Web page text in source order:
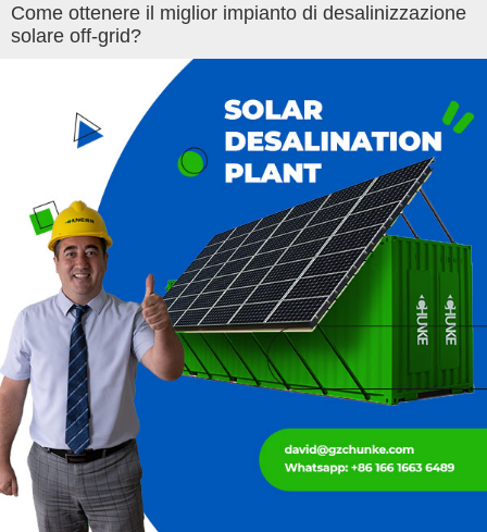
Come ottenere il miglior impianto di desalinizzazione
solare off-grid?